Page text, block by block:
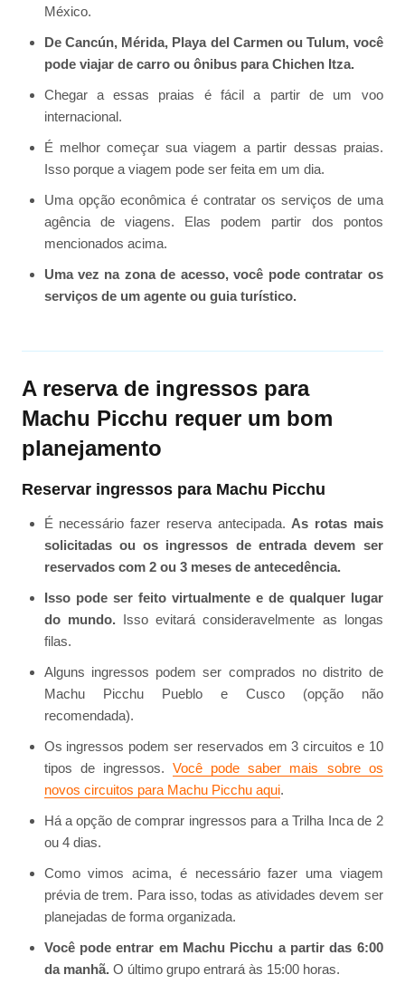
México.
De Cancún, Mérida, Playa del Carmen ou Tulum, você
pode viajar de carro ou ônibus para Chichen Itza.
Chegar a essas praias é fácil a partir de um voo
internacional.
É melhor começar sua viagem a partir dessas praias.
Isso porque a viagem pode ser feita em um dia.
Uma opção econômica é contratar os serviços de uma
agência de viagens. Elas podem partir dos pontos
mencionados acima.
Uma vez na zona de acesso, você pode contratar os
serviços de um agente ou guia turístico.
A reserva de ingressos para
Machu Picchu requer um bom
planejamento
Reservar ingressos para Machu Picchu
É necessário fazer reserva antecipada. As rotas mais
solicitadas ou os ingressos de entrada devem ser
reservados com 2 ou 3 meses de antecedência.
Isso pode ser feito virtualmente e de qualquer lugar
do mundo.Isso evitará consideravelmente as longas
filas.
Alguns ingressos podem ser comprados no distrito de
Machu Picchu Pueblo e Cusco (opção não
recomendada).
Os ingressos podem ser reservados em 3 circuitos e 10
tipos de ingressos. Você pode saber mais sobre os
novos circuitos para Machu Picchu aqui.
Há a opção de comprar ingressos para a Trilha Inca de 2
ou 4 dias.
Como vimos acima, é necessário fazer uma viagem
prévia de trem. Para isso, todas as atividades devem ser
planejadas de forma organizada.
Você pode entrar em Machu Picchu a partir das 6:00
da manhã.O último grupo entrará às 15:00 horas.